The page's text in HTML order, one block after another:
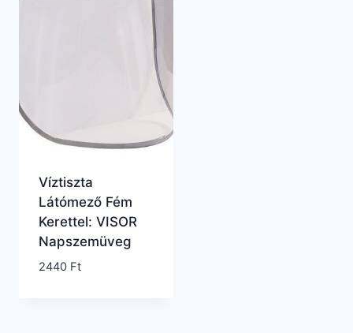
Víztiszta
Látómező Fém
Kerettel: VISOR
Napszemüveg
2440 Ft